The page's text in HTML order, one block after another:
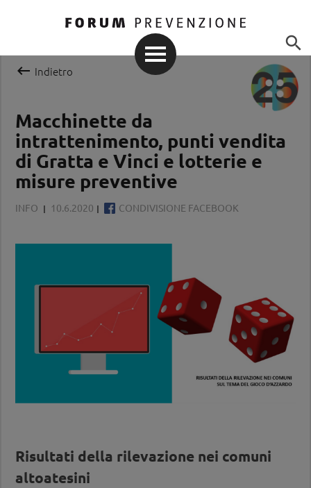

 Indietro
Macchinette da
intrattenimento, punti vendita
di Gratta e Vinci e lotterie e
misure preventive
INFO 10.6.2020 CONDIVISIONE FACEBOOK
Risultati della rilevazione nei comuni
altoatesini